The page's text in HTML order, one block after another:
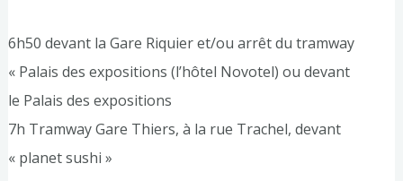
6h50 devant la Gare Riquier et/ou arrêt du tramway
« Palais des expositions (l’hôtel Novotel) ou devant
le Palais des expositions
7h Tramway Gare Thiers, à la rue Trachel, devant
« planet sushi »